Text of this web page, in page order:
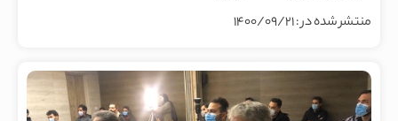
منتشر شده در : 1400/09/21